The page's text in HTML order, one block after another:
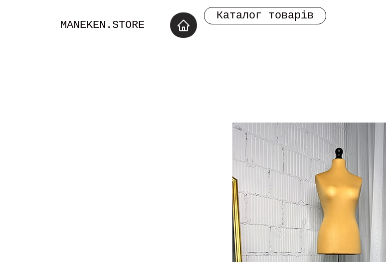
MANEKEN.STORE
Каталог товарів